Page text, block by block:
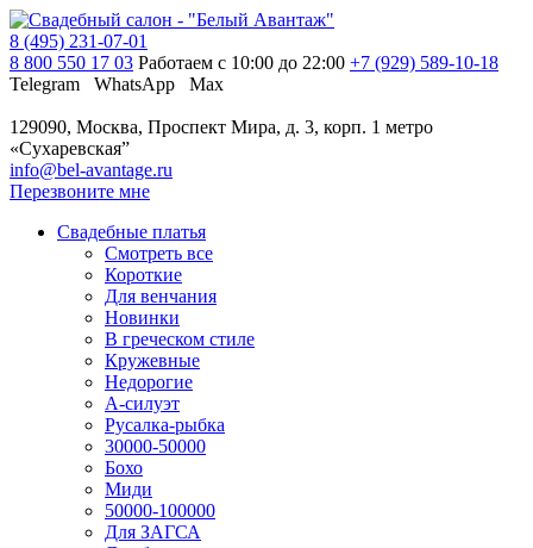
8 (495) 231-07-01
8 800 550 17 03 Работаем с 10:00 до 22:00 +7 (929) 589-10-18
Telegram
WhatsApp Max
129090, Москва, Проспект Мира, д. 3, корп. 1 метро
«Сухаревская”
info@bel-avantage.ru
Перезвоните мне
Свадебные платья
Смотреть все
Короткие
Для венчания
Новинки
В греческом стиле
Кружевные
Недорогие
А-силуэт
Русалка-рыбка
30000-50000
Бохо
Миди
50000-100000
Для ЗАГСА